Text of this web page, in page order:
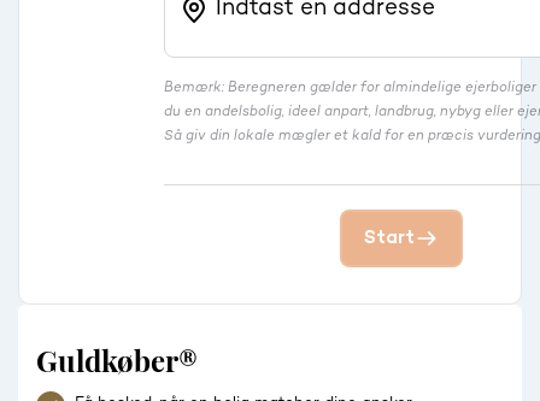
Bemærk: Beregneren gælder for almindelige ejerboliger
du en andelsbolig, ideel anpart, landbrug, nybyg eller
Så giv din lokale mægler et kald for en præcis
Start
Guldkøber®